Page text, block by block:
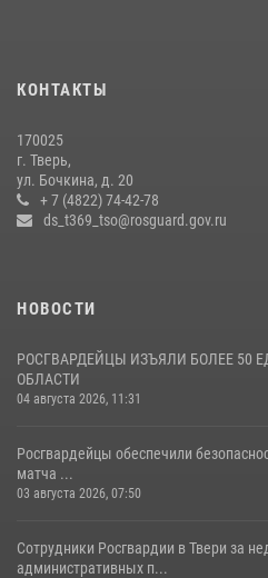
(видео)
В Тверской области Росгвардейцы
проверки детских оздоровительных
08 июля 2026, 12:16 1
КОНТАКТЫ
170025
г. Тверь,
ул. Бочкина, д. 20
+ 7 (4822) 74-42-78
ds_t369_tso@rosguard.gov.ru
НОВОСТИ
РОСГВАРДЕЙЦЫ ИЗЪЯЛИ БОЛЕЕ 50
ОБЛАСТИ
04 августа 2026, 11:31
Росгвардейцы обеспечили
матча ...
03 августа 2026, 07:50
Сотрудники Росгвардии в Твери за
административных п...